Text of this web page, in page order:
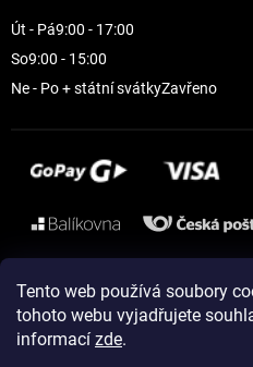
Tento web používá soubory
tohoto webu vyjadřujete
informací zde.
Út - Pá9:00 - 17:00
So9:00 - 15:00
Ne - Po + státní svátkyZavřeno
Instagram